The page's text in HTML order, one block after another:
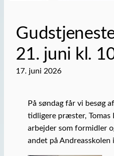
21. juni kl.
17. juni 2026
På søndag får vi besøg
tidligere præster, Tomas
arbejder som formidler
andet på